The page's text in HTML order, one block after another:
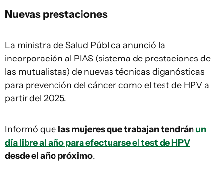
Nuevas prestaciones
La ministra de Salud Pública anunció la
incorporación al PIAS (sistema de prestaciones de
las mutualistas) de nuevas técnicas diganósticas
para prevención del cáncer como el test de HPV a
partir del 2025.
Informó que las mujeres que trabajan tendránun
día libre al año para efectuarse el test de HPV
desde el año próximo.